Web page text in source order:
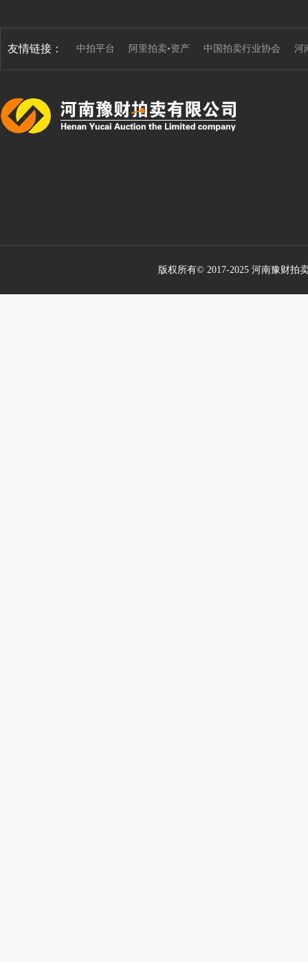
友情链接： 中拍平台 阿里拍卖•资产 中国拍卖行业协会 河
版权所有© 2017-2025 河南豫财拍